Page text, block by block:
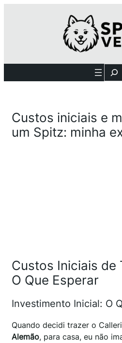
Custos iniciais e
um Spitz: minha
Custos Iniciais de
O Que Esperar
Investimento Inicial: O
Quando decidi trazer o
Alemão, para casa, eu não